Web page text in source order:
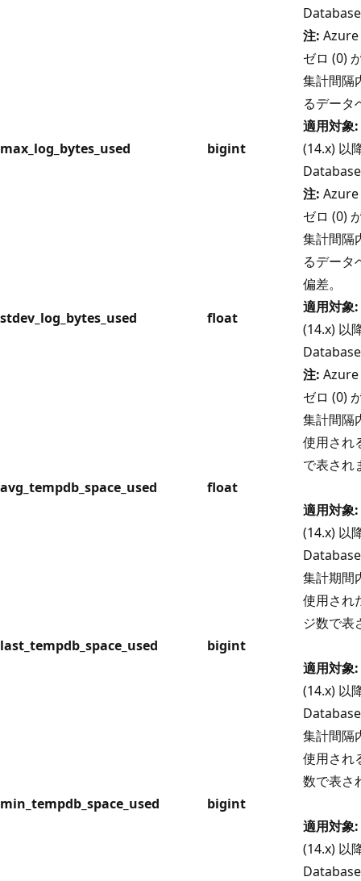
注: Azure
ゼロ (0)
max_log_bytes_used bigint
集計間隔
るデータ
適用対象:
(14.x) 以
注: Azure
ゼロ (0)
stdev_log_bytes_used float
集計間隔
るデータ
偏差。
適用対象:
(14.x) 以
注: Azure
ゼロ (0)
avg_tempdb_space_used float
集計間隔
使用され
で表され
適用対象:
(14.x) 以
last_tempdb_space_used bigint
集計期間
使用され
ジ数で表
適用対象:
(14.x) 以
min_tempdb_space_used bigint
集計間隔
使用され
数で表さ
適用対象:
(14.x) 以